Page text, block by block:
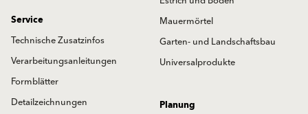
Mauermörtel
Garten- und Landschaftsbau
Universalprodukte
Service
Technische Zusatzinfos
Verarbeitungsanleitungen
Formblätter
Detailzeichnungen
Planung